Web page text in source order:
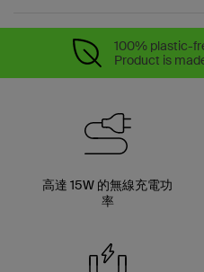
100% plastic-
Product is
高達 15W 的無線充電功
率